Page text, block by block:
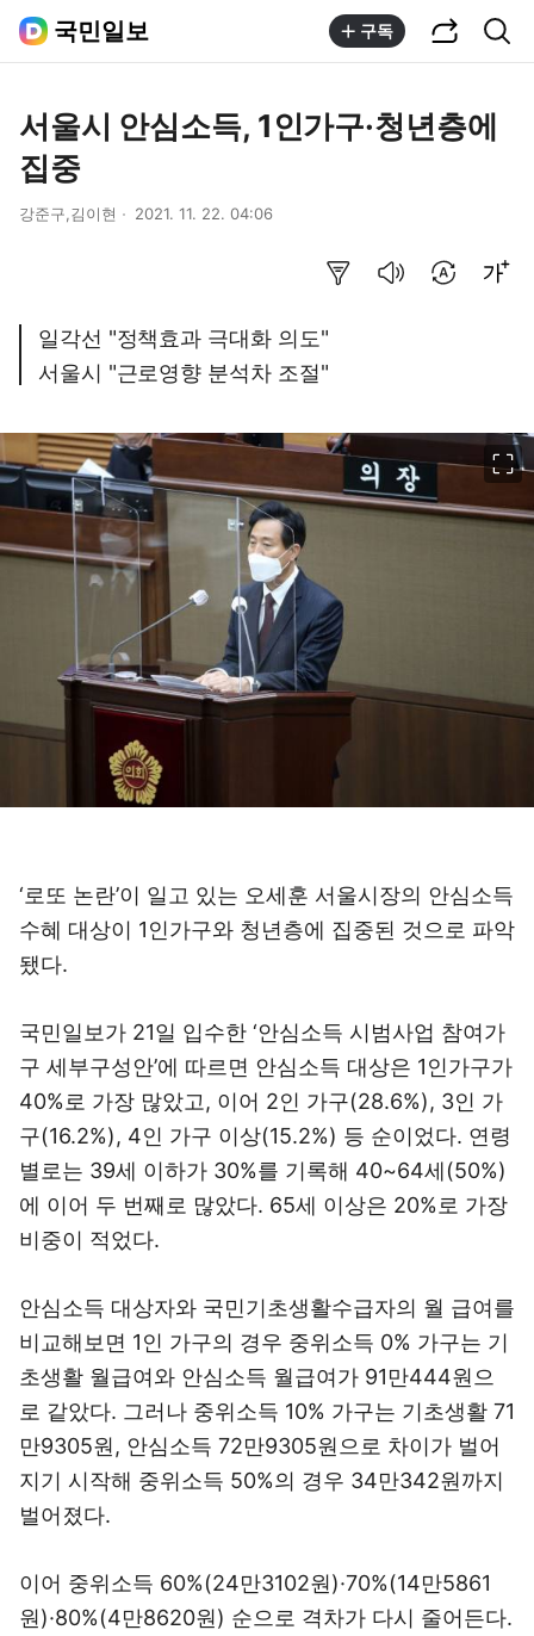
국민일보 구독
서울시 안심소득, 1인가구·청년층에
집중
강준구,김이현 2021. 11. 22. 04:06
일각선 "정책효과 극대화 의도"
서울시 "근로영향 분석차 조절"
‘로또 논란’이 일고 있는 오세훈 서울시장의 안심소득
수혜 대상이 1인가구와 청년층에 집중된 것으로 파악
됐다.
국민일보가 21일 입수한 ‘안심소득 시범사업 참여가
구 세부구성안’에 따르면 안심소득 대상은 1인가구가
40%로 가장 많았고, 이어 2인 가구(28.6%), 3인 가
구(16.2%), 4인 가구 이상(15.2%) 등 순이었다. 연령
별로는 39세 이하가 30%를 기록해 40~64세(50%)
에 이어 두 번째로 많았다. 65세 이상은 20%로 가장
비중이 적었다.
안심소득 대상자와 국민기초생활수급자의 월 급여를
비교해보면 1인 가구의 경우 중위소득 0% 가구는 기
초생활 월급여와 안심소득 월급여가 91만444원으
로 같았다. 그러나 중위소득 10% 가구는 기초생활 71
만9305원, 안심소득 72만9305원으로 차이가 벌어
지기 시작해 중위소득 50%의 경우 34만342원까지
벌어졌다.
이어 중위소득 60%(24만3102원)·70%(14만5861
원)·80%(4만8620원) 순으로 격차가 다시 줄어든다.